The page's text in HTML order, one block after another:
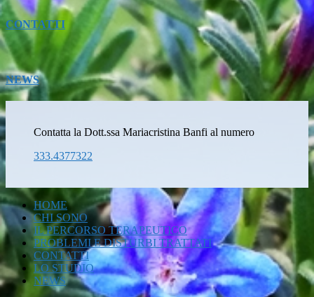
CONTATTI
NEWS
Contatta la Dott.ssa Mariacristina Banfi al numero
333.4377322
HOME
CHI SONO
IL PERCORSO TERAPEUTICO
PROBLEMI E DISTURBI TRATTATI
CONTATTI
LO STUDIO
NEWS